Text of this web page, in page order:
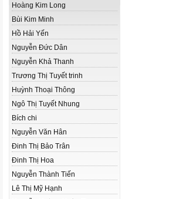
Hoàng Kim Long
Bùi Kim Minh
Hồ Hải Yến
Nguyễn Đức Dân
Nguyễn Khả Thanh
Trương Thị Tuyết trinh
Huỳnh Thoại Thông
Ngô Thị Tuyết Nhung
Bích chi
Nguyễn Văn Hân
Đinh Thị Bảo Trân
Đinh Thị Hoa
Nguyễn Thành Tiến
Lê Thị Mỹ Hạnh